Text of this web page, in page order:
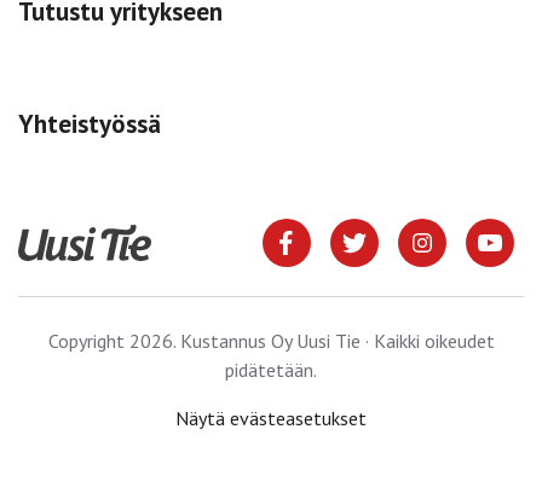
Tutustu yritykseen
Yhteistyössä
Copyright 2026. Kustannus Oy Uusi Tie · Kaikki oikeudet
pidätetään.
Näytä evästeasetukset